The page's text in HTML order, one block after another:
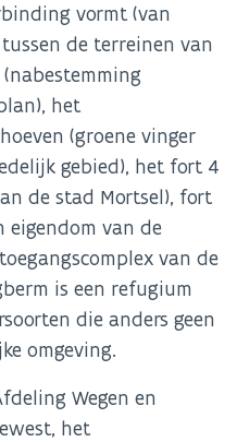
vormt (van
de terreinen van
het
(groene vinger
gebied), het fort 4
de stad Mortsel), fort
eigendom van de
van de
is een refugium
die anders geen
omgeving.
Wegen en
het